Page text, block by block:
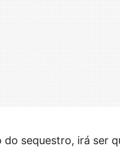
do sequestro, irá ser